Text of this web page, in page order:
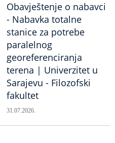
Obavještenje o nabavci
- Nabavka totalne
stanice za potrebe
paralelnog
georeferenciranja
terena | Univerzitet u
Sarajevu - Filozofski
fakultet
31.07.2026.